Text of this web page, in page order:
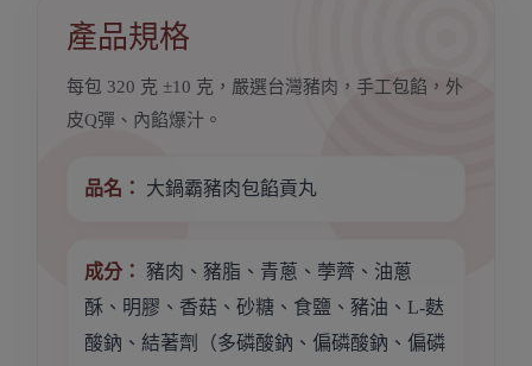
產品規格
每包 320 克 ±10 克，嚴選台灣豬肉，手工包餡，外
皮Q彈、內餡爆汁。
品名： 大鍋霸豬肉包餡貢丸
成分： 豬肉、豬脂、青蔥、荸薺、油蔥
酥、明膠、香菇、砂糖、食鹽、豬油、L-麩
酸鈉、結著劑（多磷酸鈉、偏磷酸鈉、偏磷